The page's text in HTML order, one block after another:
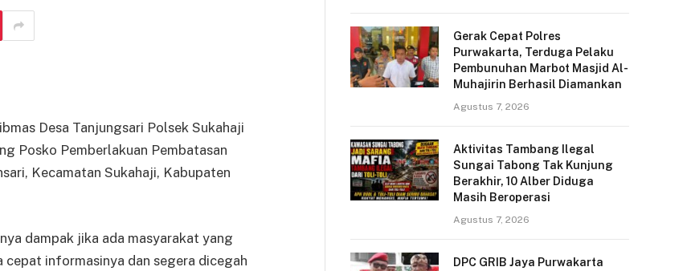
Desa Tanjungsari Polsek Sukahaji
Posko Pemberlakuan Pembatasan
Kecamatan Sukahaji, Kabupaten
dampak jika ada masyarakat yang
informasinya dan segera dicegah
Gerak Cepat Polres
Purwakarta, Terduga Pelaku
Pembunuhan Marbot Masjid Al-
Muhajirin Berhasil Diamankan
Agustus 7, 2026
Aktivitas Tambang Ilegal
Sungai Tabong Tak Kunjung
Berakhir, 10 Alber Diduga
Masih Beroperasi
Agustus 7, 2026
DPC GRIB Jaya Purwakarta